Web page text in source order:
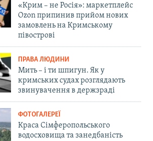
«Крим – не Росія»: маркетплейс
Ozon припинив прийом нових
замовлень на Кримському
півострові
ПРАВА ЛЮДИНИ
Мить – і ти шпигун. Як у
кримських судах розглядають
звинувачення в держзраді
ФОТОГАЛЕРЕЇ
Краса Сімферопольського
водосховища та занедбаність